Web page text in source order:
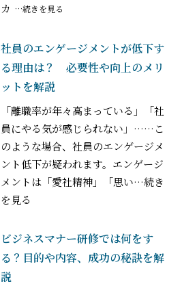
カ …続きを見る
社員のエンゲージメントが低下す
る理由は？ 必要性や向上のメリ
ットを解説
「離職率が年々高まっている」「社
員にやる気が感じられない」……こ
のような場合、社員のエンゲージメ
ント低下が疑われます。エンゲージ
メントは「愛社精神」「思い…続き
を見る
ビジネスマナー研修では何をす
る？目的や内容、成功の秘訣を解
説